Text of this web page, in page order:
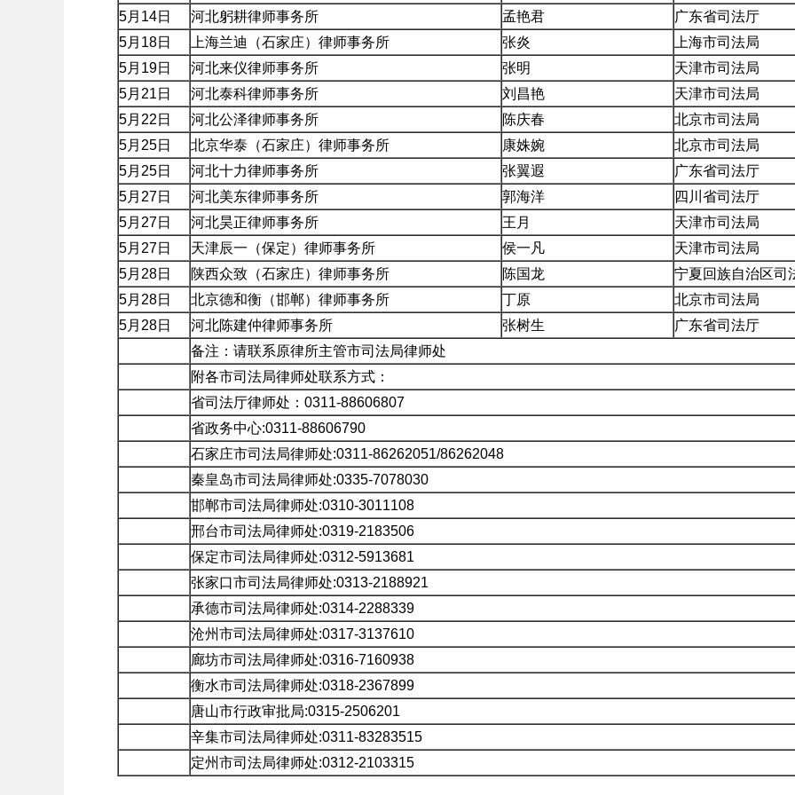
5月14日 河北躬耕律师事务所 孟艳君
广东省司法厅
5月18日
上海兰迪（石家庄）律师事务所 张炎
上海市司法局
5月19日
河北来仪律师事务所 张明
天津市司法局
5月21日
河北泰科律师事务所 刘昌艳
天津市司法局
5月22日
河北公泽律师事务所 陈庆春
北京市司法局
5月25日
北京华泰（石家庄）律师事务所 康姝婉
北京市司法局
5月25日
河北十力律师事务所 张翼遐
广东省司法厅
5月27日
河北美东律师事务所 郭海洋
四川省司法厅
5月27日
河北昊正律师事务所 王月
天津市司法局
5月27日
天津辰一（保定）律师事务所 侯一凡
天津市司法局
5月28日
陕西众致（石家庄）律师事务所 陈国龙
宁夏回族自治区司
5月28日
北京德和衡（邯郸）律师事务所 丁原
北京市司法局
5月28日
河北陈建仲律师事务所 张树生
广东省司法厅
备注：请联系原律所主管市司法局律师处
附各市司法局律师处联系方式：
省司法厅律师处：0311-88606807
省政务中心:0311-88606790
石家庄市司法局律师处:0311-86262051/86262048
秦皇岛市司法局律师处:0335-7078030
邯郸市司法局律师处:0310-3011108
邢台市司法局律师处:0319-2183506
保定市司法局律师处:0312-5913681
张家口市司法局律师处:0313-2188921
承德市司法局律师处:0314-2288339
沧州市司法局律师处:0317-3137610
廊坊市司法局律师处:0316-7160938
衡水市司法局律师处:0318-2367899
唐山市行政审批局:0315-2506201
辛集市司法局律师处:0311-83283515
定州市司法局律师处:0312-2103315